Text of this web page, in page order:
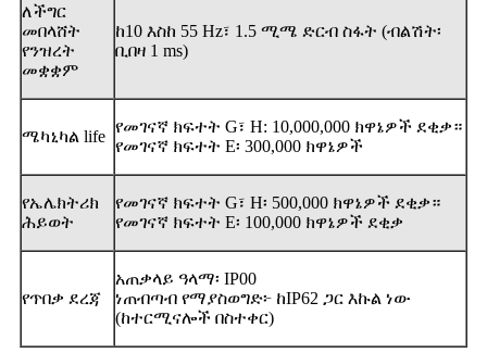
ለችግር
መበላሸት
የንዝረት
መቋቋም
ከ10 እስከ 55 Hz፣ 1.5 ሚሜ ድርብ ስፋት (ብልሽት፡
ቢበዛ 1 ms)
ሜካኒካል life
የመገናኛ ክፍተት G፣ H: 10,000,000 ክዋኔዎች ደቂቃ።
የመገናኛ ክፍተት E፡ 300,000 ክዋኔዎች
የኤሌክትሪክ
ሕይወት
የመገናኛ ክፍተት G፣ H፡ 500,000 ክዋኔዎች ደቂቃ።
የመገናኛ ክፍተት E፡ 100,000 ክዋኔዎች ደቂቃ
የጥበቃ ደረጃ
አጠቃላይ ዓላማ፡ IP00
ነጠብጣብ የማያስወግድ፦ ከIP62 ጋር እኩል ነው
(ከተርሚናሎች በስተቀር)